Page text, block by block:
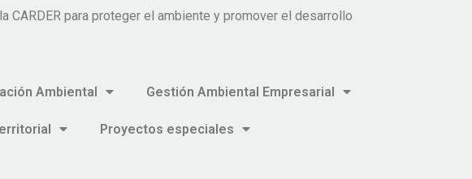
para proteger el ambiente y promover el desarrollo
Ambiental Gestión Ambiental Empresarial
Proyectos especiales